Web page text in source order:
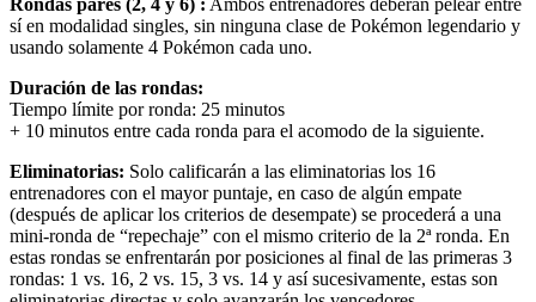
Rondas pares (2, 4 y 6) : Ambos entrenadores deberán pelear entre
sí en modalidad singles, sin ninguna clase de Pokémon legendario y
usando solamente 4 Pokémon cada uno.
Duración de las rondas:
Tiempo límite por ronda: 25 minutos
+ 10 minutos entre cada ronda para el acomodo de la siguiente.
Eliminatorias: Solo calificarán a las eliminatorias los 16
entrenadores con el mayor puntaje, en caso de algún empate
(después de aplicar los criterios de desempate) se procederá a una
mini-ronda de “repechaje” con el mismo criterio de la 2ª ronda. En
estas rondas se enfrentarán por posiciones al final de las primeras 3
rondas: 1 vs. 16, 2 vs. 15, 3 vs. 14 y así sucesivamente, estas son